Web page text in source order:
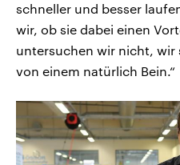
schneller und besser
wir, ob sie dabei einen
untersuchen wir nicht, wir
von einem natürlich Bein.“